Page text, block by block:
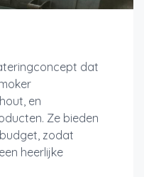
dat
en
Ze bieden
zodat
heerlijke